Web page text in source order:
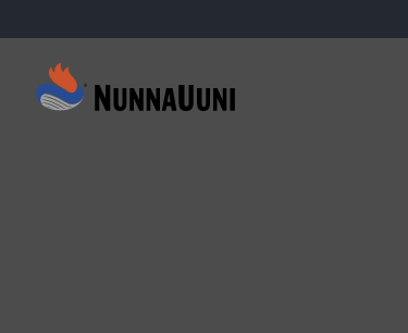
to
content
NunnaUuni